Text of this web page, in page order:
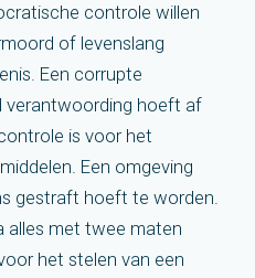
controle willen
of levenslang
Een corrupte
verantwoording hoeft af
is voor het
Een omgeving
gestraft hoeft te worden.
alles met twee maten
het stelen van een